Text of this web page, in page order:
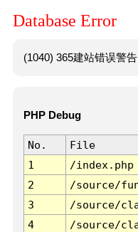
Database Error
(1040) 365建站错误警
PHP Debug
No. File
1
/index.php
2
/source/
3
/source/
4
/source/